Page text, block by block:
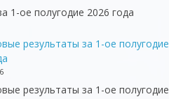
1-ое полугодие 2026 года
результаты за 1-ое полугодие
результаты за 1-ое полугодие